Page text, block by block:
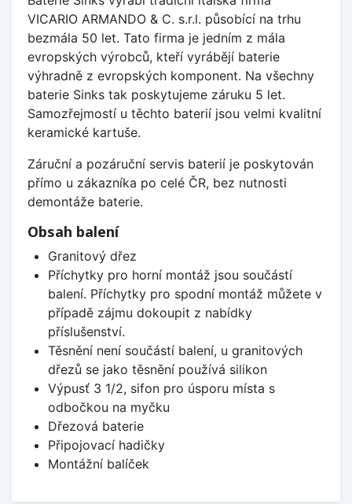
VICARIO ARMANDO & C. s.r.l. působící na trhu
bezmála 50 let. Tato firma je jedním z mála
evropských výrobců, kteří vyrábějí baterie
výhradně z evropských komponent. Na všechny
baterie Sinks tak poskytujeme záruku 5 let.
Samozřejmostí u těchto baterií jsou velmi kvalitní
keramické kartuše.
Záruční a pozáruční servis baterií je poskytován
přímo u zákazníka po celé ČR, bez nutnosti
demontáže baterie.
Obsah balení
Granitový dřez
Příchytky pro horní montáž jsou součástí
balení. Příchytky pro spodní montáž můžete v
případě zájmu dokoupit z nabídky
příslušenství.
Těsnění není součástí balení, u granitových
dřezů se jako těsnění používá silikon
Výpusť 3 1/2, sifon pro úsporu místa s
odbočkou na myčku
Dřezová baterie
Připojovací hadičky
Montážní balíček